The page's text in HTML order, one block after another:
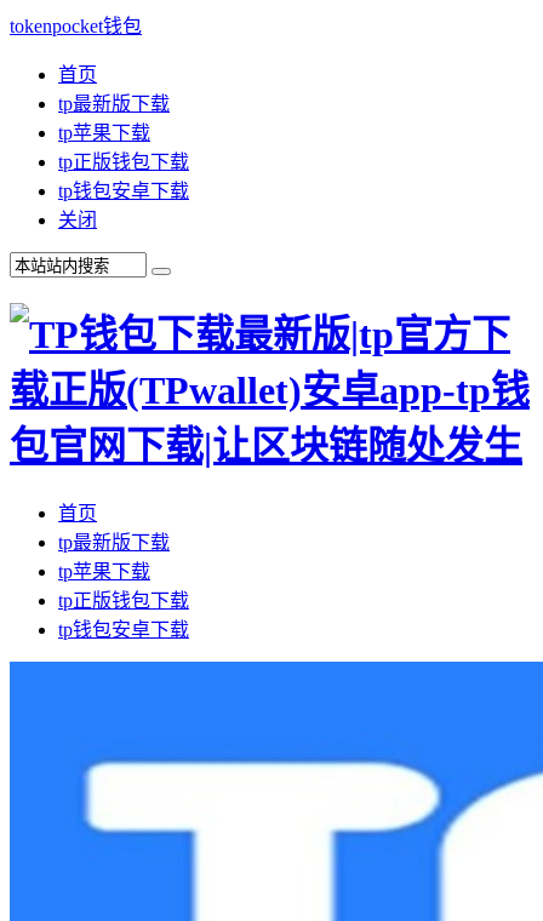
tokenpocket钱包
首页
tp最新版下载
tp苹果下载
tp正版钱包下载
tp钱包安卓下载
关闭
首页
tp最新版下载
tp苹果下载
tp正版钱包下载
tp钱包安卓下载